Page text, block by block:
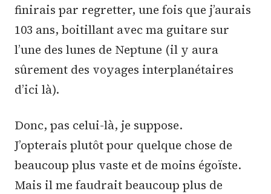
finirais par regretter, une fois que j’aurais
103 ans, boitillant avec ma guitare sur
l’une des lunes de Neptune (il y aura
sûrement des voyages interplanétaires
d’ici là).
Donc, pas celui-là, je suppose.
J’opterais plutôt pour quelque chose de
beaucoup plus vaste et de moins égoïste.
Mais il me faudrait beaucoup plus de